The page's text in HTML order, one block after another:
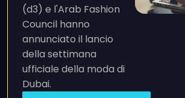
(d3) e l'Arab Fashion
Council hanno
annunciato il lancio
della settimana
ufficiale della moda di
Dubai.